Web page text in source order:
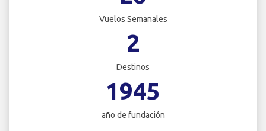
Vuelos Semanales
2
Destinos
1945
año de fundación